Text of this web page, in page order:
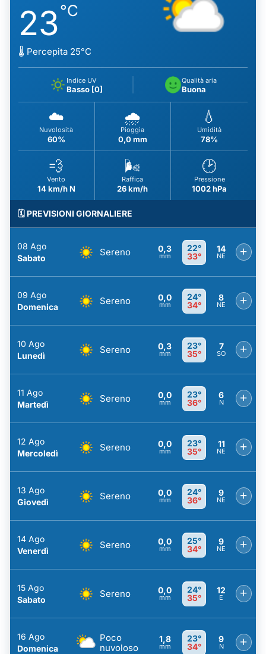
23°C
🌡️ Percepita 25°C
Indice UV
Basso [0]
Qualità aria
Buona
☁️
Nuvolosità
60%
🌧️
Pioggia
0,0 mm
💧
Umidità
78%
💨
Vento
14 km/h N
🌬️
Raffica
26 km/h
🕑
Pressione
1002 hPa
🗓️ PREVISIONI GIORNALIERE
08 Ago
Sabato
Sereno 0,3
mm
22°
33°
14
NE +
09 Ago
Domenica
Sereno 0,0
mm
24°
34°
8
NE +
10 Ago
Lunedì
Sereno 0,3
mm
23°
35°
7
SO +
11 Ago
Martedì
Sereno 0,0
mm
23°
36°
6
N +
12 Ago
Mercoledì
Sereno 0,0
mm
23°
35°
11
NE +
13 Ago
Giovedì
Sereno 0,0
mm
24°
36°
9
NE +
14 Ago
Venerdì
Sereno 0,0
mm
25°
34°
9
NE +
15 Ago
Sabato
Sereno 0,0
mm
24°
35°
12
E +
16 Ago
Domenica
Poco
nuvoloso
1,8
mm
23°
34°
9
N +